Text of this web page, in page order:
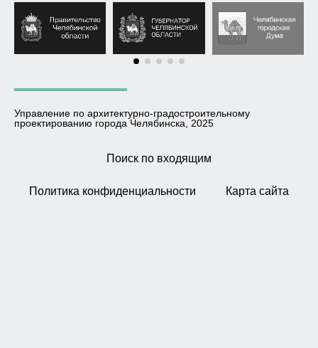
Управление по архитектурно-градостроительному
проектированию города Челябинска, 2025
Поиск по входящим
Политика конфиденциальности Карта сайта